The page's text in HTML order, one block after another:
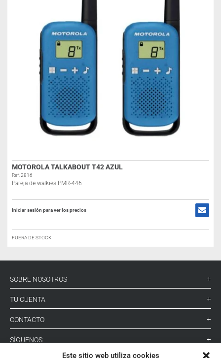
Este sitio web utiliza cookies
MOTOROLA TALKABOUT T42 AZUL
Ref: 2816
Pareja de walkies PMR-446
Iniciar sesión para ver los precios
FUERA DE STOCK
SOBRE NOSOTROS
TU CUENTA
CONTACTO
SÍGUENOS